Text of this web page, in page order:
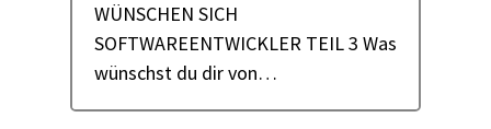
WÜNSCHEN SICH
SOFTWAREENTWICKLER TEIL 3 Was
wünschst du dir von…